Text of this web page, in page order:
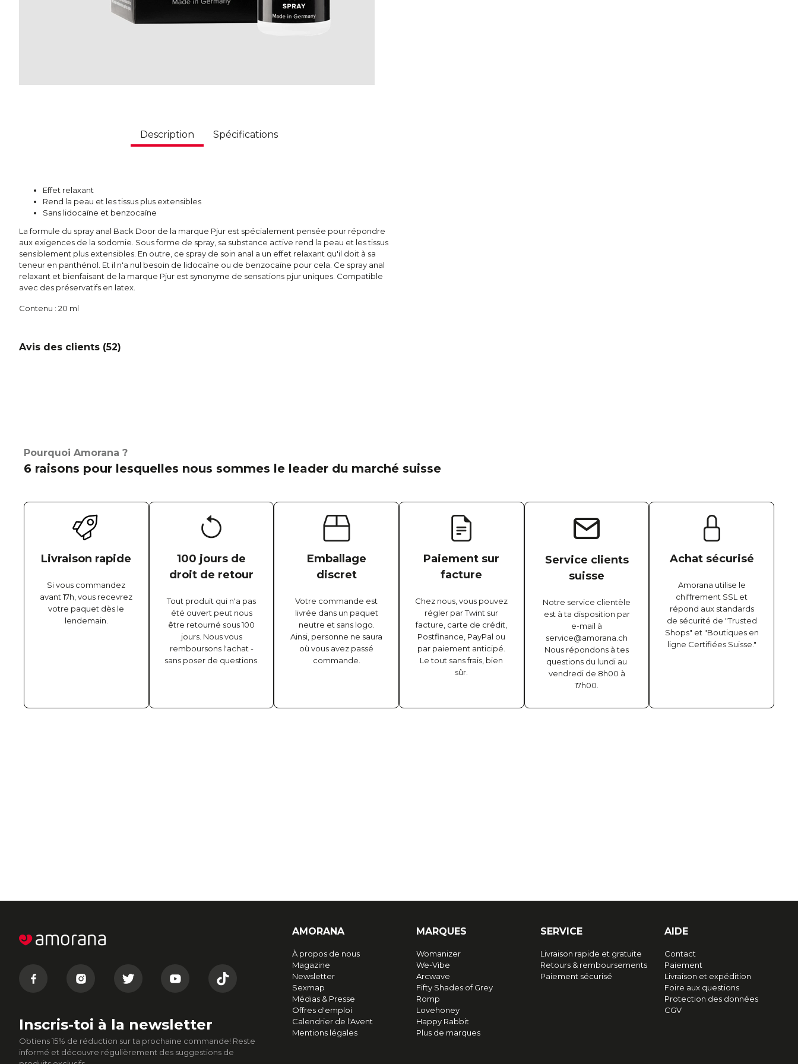
Description Spécifications
Effet relaxant
Rend la peau et les tissus plus extensibles
Sans lidocaïne et benzocaïne
La formule du spray anal Back Door de la marque Pjur est spécialement pensée pour répondre
aux exigences de la sodomie. Sous forme de spray, sa substance active rend la peau et les tissus
sensiblement plus extensibles. En outre, ce spray de soin anal a un effet relaxant qu'il doit à sa
teneur en panthénol. Et il n'a nul besoin de lidocaïne ou de benzocaïne pour cela. Ce spray anal
relaxant et bienfaisant de la marque Pjur est synonyme de sensations pjur uniques. Compatible
avec des préservatifs en latex.
Contenu : 20 ml
Avis des clients (52)
Pourquoi Amorana ?
6 raisons pour lesquelles nous sommes le leader du marché suisse
Livraison rapide
Si vous commandez
avant 17h, vous recevrez
votre paquet dès le
lendemain.
100 jours de
droit de retour
Tout produit qui n'a pas
été ouvert peut nous
être retourné sous 100
jours. Nous vous
remboursons l'achat -
sans poser de questions.
Emballage
discret
Votre commande est
livrée dans un paquet
neutre et sans logo.
Ainsi, personne ne saura
où vous avez passé
commande.
Paiement sur
facture
Chez nous, vous pouvez
régler par Twint sur
facture, carte de crédit,
Postfinance, PayPal ou
par paiement anticipé.
Le tout sans frais, bien
sûr.
Service clients
suisse
Notre service clientèle
est à ta disposition par
e-mail à
service@amorana.ch
Nous répondons à tes
questions du lundi au
vendredi de 8h00 à
17h00.
Achat sécurisé
Amorana utilise le
chiffrement SSL et
répond aux standards
de sécurité de "Trusted
Shops" et "Boutiques en
ligne Certifiées Suisse."
Inscris-toi à la newsletter
Obtiens 15% de réduction sur ta prochaine commande! Reste
informé et découvre régulièrement des suggestions de
AMORANA
À propos de nous
Magazine
Newsletter
Sexmap
Médias & Presse
Offres d'emploi
Calendrier de l'Avent
Mentions légales
MARQUES
Womanizer
We-Vibe
Arcwave
Fifty Shades of Grey
Romp
Lovehoney
Happy Rabbit
Plus de marques
SERVICE
Livraison rapide et gratuite
Retours & remboursements
Paiement sécurisé
AIDE
Contact
Paiement
Livraison et expédition
Foire aux questions
Protection des données
CGV